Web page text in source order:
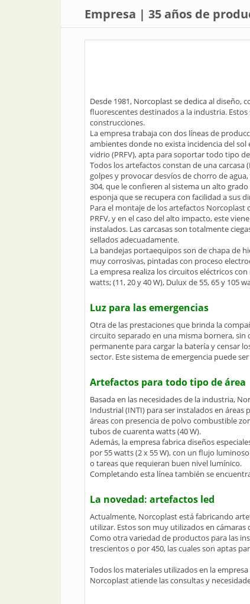
Empresa | 35 años de
Desde 1981, Norcoplast se dedica al
fluorescentes destinados a la industria.
construcciones.
La empresa trabaja con dos líneas de
ambientes donde no exista incidencia del
vidrio (PRFV), apta para soportar todo tipo
Todos los artefactos constan de una carcasa
golpes y provocar desvíos de chorro de
304, que le confieren al sistema un alto
esponja que se recupera con facilidad a sus
Para el montaje de los artefactos Norcoplast
PRFV, y en el caso del alto impacto, este
instalados. Las carcasas son totalmente
sellados adecuadamente.
La bandejas portaequipos son de chapa de
muy corrosivas, pintadas con proceso
La empresa realiza los circuitos eléctricos
watts; (11, 20 y 40 W), Dulux de 55, 65 y 105
Luz para las emergencias
Otra de las prestaciones que brinda la
circuito separado en una misma bornera, sin
permanente para cargar la batería y censar
sector. Este sistema de emergencia puede
Artefactos para todo tipo de área
Basada en las necesidades de la industria,
Industrial (INTI) para ser instalados en áreas
áreas con presencia de polvo combustible
tubos de cuarenta watts (40 W).
Además, la empresa fabrica diseños
por 55 watts (2 x 55 W), con un flujo
o tareas que requieran buen nivel lumínico.
Completando esta línea también se
La novedad: artefactos led
Actualmente, Norcoplast está fabricando
utilizar. Estos son muy utilizados en
Como otra variedad de productos para las
trescientos o por 450, las cuales son aptas
Todos los materiales utilizados en la
Norcoplast atiende las consultas y